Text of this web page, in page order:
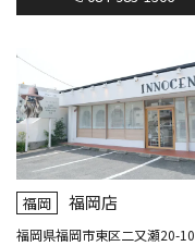
福岡 福岡店
福岡県福岡市東区二又瀬20-10